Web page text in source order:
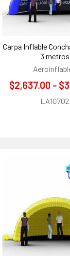
Carpa Inflable
3 metros
$2,637.00 -
LA10702